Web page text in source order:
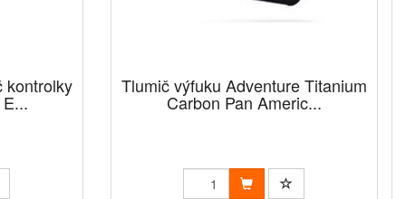
kontrolky Tlumič výfuku Adventure Titanium
Carbon Pan Americ...